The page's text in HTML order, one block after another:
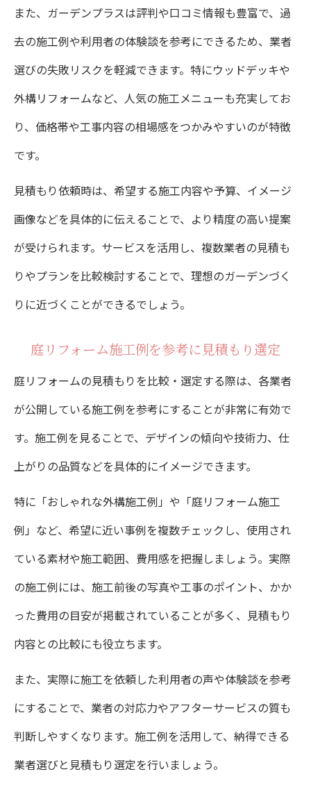
また、ガーデンプラスは評判や口コミ情報も豊富で、過
去の施工例や利用者の体験談を参考にできるため、業者
選びの失敗リスクを軽減できます。特にウッドデッキや
外構リフォームなど、人気の施工メニューも充実してお
り、価格帯や工事内容の相場感をつかみやすいのが特徴
です。
見積もり依頼時は、希望する施工内容や予算、イメージ
画像などを具体的に伝えることで、より精度の高い提案
が受けられます。サービスを活用し、複数業者の見積も
りやプランを比較検討することで、理想のガーデンづく
りに近づくことができるでしょう。
庭リフォーム施工例を参考に見積もり選定
庭リフォームの見積もりを比較・選定する際は、各業者
が公開している施工例を参考にすることが非常に有効で
す。施工例を見ることで、デザインの傾向や技術力、仕
上がりの品質などを具体的にイメージできます。
特に「おしゃれな外構施工例」や「庭リフォーム施工
例」など、希望に近い事例を複数チェックし、使用され
ている素材や施工範囲、費用感を把握しましょう。実際
の施工例には、施工前後の写真や工事のポイント、かか
った費用の目安が掲載されていることが多く、見積もり
内容との比較にも役立ちます。
また、実際に施工を依頼した利用者の声や体験談を参考
にすることで、業者の対応力やアフターサービスの質も
判断しやすくなります。施工例を活用して、納得できる
業者選びと見積もり選定を行いましょう。